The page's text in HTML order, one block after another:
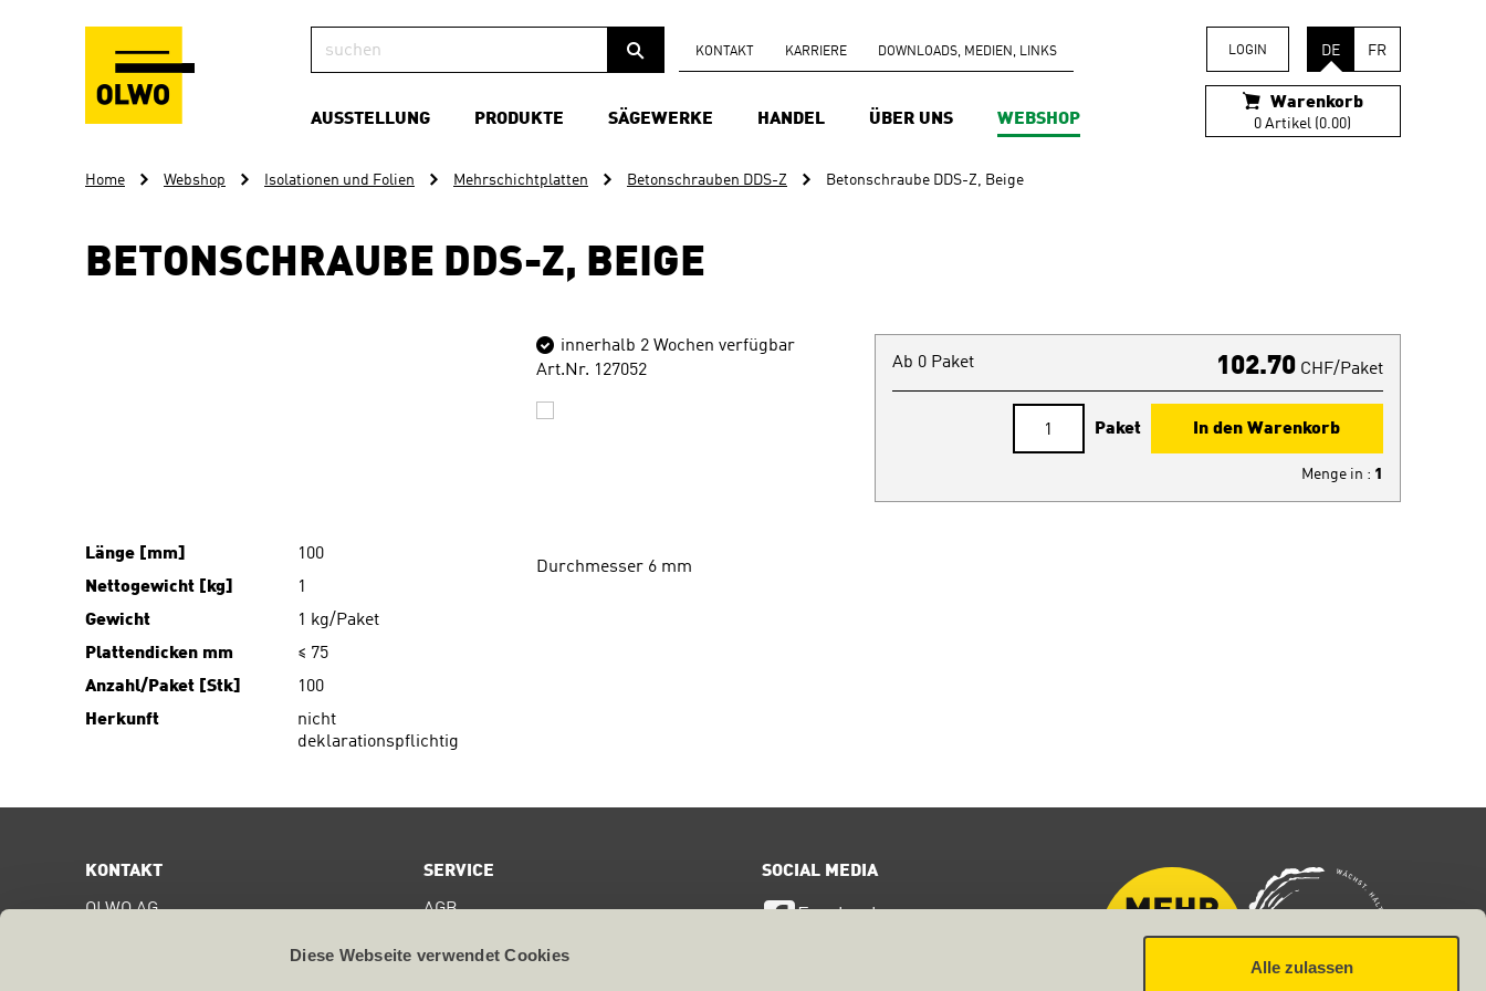
Diese Webseite verwendet Cookies
Alle zulassen
KONTAKT KARRIERE DOWNLOADS, MEDIEN, LINKS DE FR
LOGIN
Warenkorb
0 Artikel (0.00)
AUSSTELLUNG PRODUKTE SÄGEWERKE HANDEL ÜBER UNS WEBSHOP
Home Webshop Isolationen und Folien Mehrschichtplatten Betonschrauben DDS-Z Betonschraube DDS-Z, Beige
BETONSCHRAUBE DDS-Z, BEIGE
innerhalb 2 Wochen verfügbar
Art.Nr. 127052
Ab 0 Paket 102.70 CHF/Paket
Paket In den Warenkorb
Menge in : 1
Länge [mm]
100
Nettogewicht [kg]
1
Gewicht
1 kg/Paket
Plattendicken mm
≤ 75
Anzahl/Paket [Stk]
100
Herkunft
nicht
deklarationspflichtig
Durchmesser 6 mm
KONTAKT
OLWO AG
SERVICE
AGB
Digital Service
SOCIAL MEDIA
Facebook